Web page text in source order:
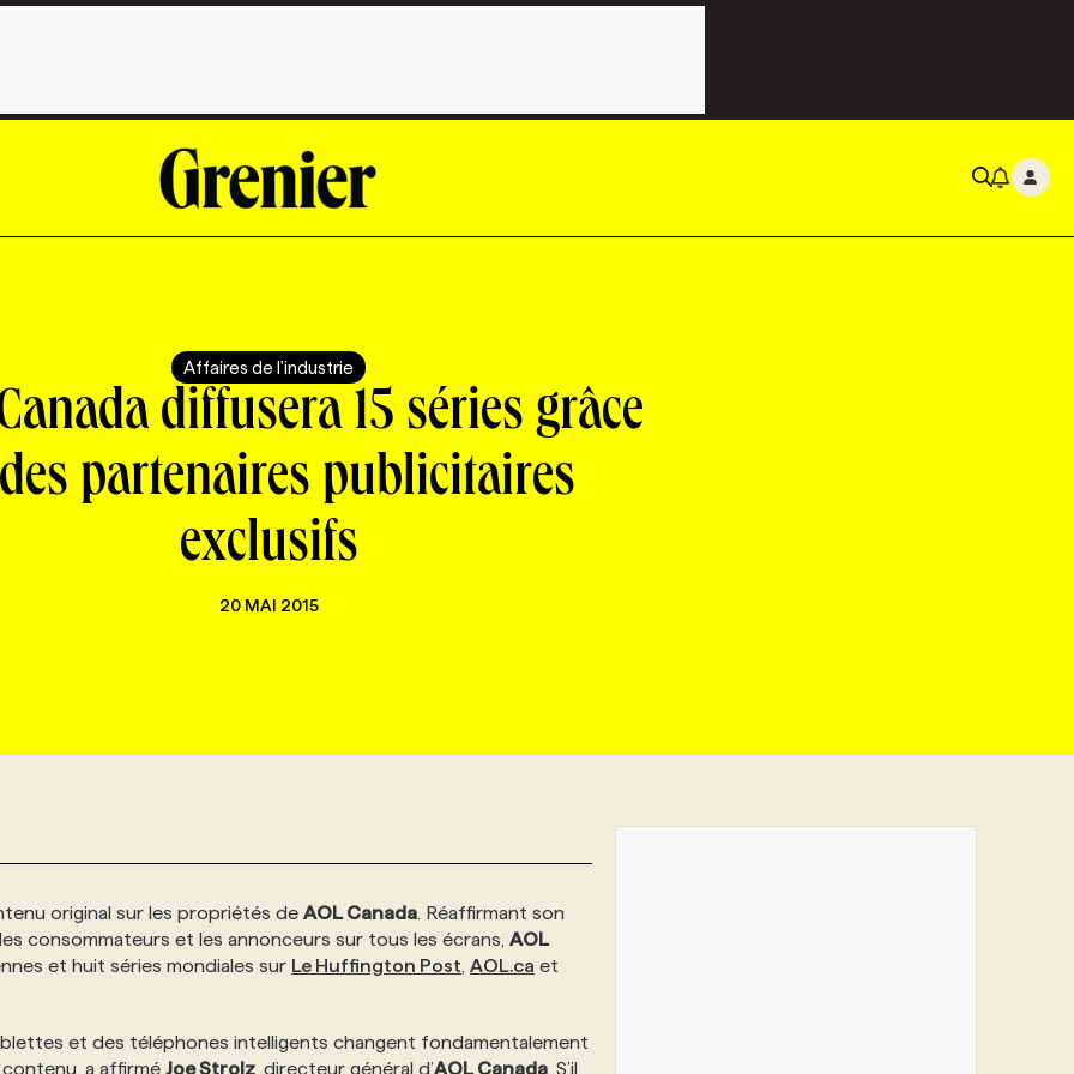
Affaires de l'industrie
diffusera 15 séries grâce
partenaires publicitaires
exclusifs
20 MAI 2015
original sur les propriétés de AOL Canada . Réaffirmant son
consommateurs et les annonceurs sur tous les écrans, AOL
et huit séries mondiales sur Le Huffington Post AOL.ca et
et des téléphones intelligents changent fondamentalement
a affirmé Joe Strolz , directeur général d’AOL Canada . S’il